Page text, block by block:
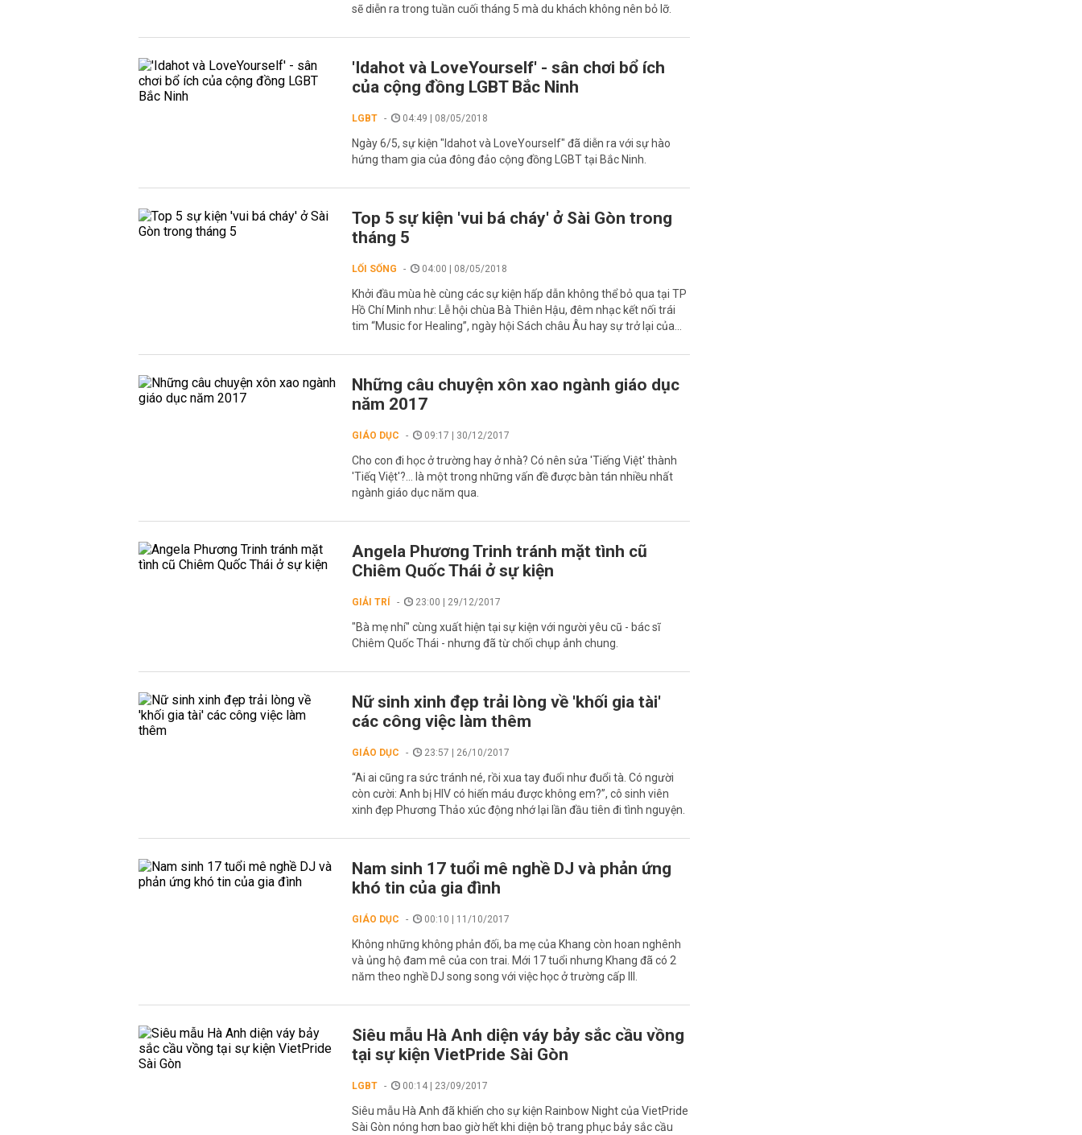
sẽ diễn ra trong tuần cuối tháng 5 mà du khách không nên bỏ lỡ.
'Idahot và LoveYourself' - sân chơi bổ ích
của cộng đồng LGBT Bắc Ninh
LGBT 04:49 | 08/05/2018
Ngày 6/5, sự kiện "Idahot và LoveYourself" đã diễn ra với sự hào
hứng tham gia của đông đảo cộng đồng LGBT tại Bắc Ninh.
Top 5 sự kiện 'vui bá cháy' ở Sài Gòn trong
tháng 5
LỐI SỐNG 04:00 | 08/05/2018
Khởi đầu mùa hè cùng các sự kiện hấp dẫn không thể bỏ qua tại TP
Hồ Chí Minh như: Lễ hội chùa Bà Thiên Hậu, đêm nhạc kết nối trái
tim “Music for Healing”, ngày hội Sách châu Âu hay sự trở lại của...
Những câu chuyện xôn xao ngành giáo dục
năm 2017
GIÁO DỤC 09:17 | 30/12/2017
Cho con đi học ở trường hay ở nhà? Có nên sửa 'Tiếng Việt' thành
'Tiếq Việt'?... là một trong những vấn đề được bàn tán nhiều nhất
ngành giáo dục năm qua.
Angela Phương Trinh tránh mặt tình cũ
Chiêm Quốc Thái ở sự kiện
GIẢI TRÍ 23:00 | 29/12/2017
"Bà mẹ nhí" cùng xuất hiện tại sự kiện với người yêu cũ - bác sĩ
Chiêm Quốc Thái - nhưng đã từ chối chụp ảnh chung.
Nữ sinh xinh đẹp trải lòng về 'khối gia tài'
các công việc làm thêm
GIÁO DỤC 23:57 | 26/10/2017
“Ai ai cũng ra sức tránh né, rồi xua tay đuổi như đuổi tà. Có người
còn cười: Anh bị HIV có hiến máu được không em?”, cô sinh viên
xinh đẹp Phương Thảo xúc động nhớ lại lần đầu tiên đi tình nguyện.
Nam sinh 17 tuổi mê nghề DJ và phản ứng
khó tin của gia đình
GIÁO DỤC 00:10 | 11/10/2017
Không những không phản đối, ba mẹ của Khang còn hoan nghênh
và ủng hộ đam mê của con trai. Mới 17 tuổi nhưng Khang đã có 2
năm theo nghề DJ song song với việc học ở trường cấp III.
Siêu mẫu Hà Anh diện váy bảy sắc cầu vồng
tại sự kiện VietPride Sài Gòn
LGBT 00:14 | 23/09/2017
Siêu mẫu Hà Anh đã khiến cho sự kiện Rainbow Night của VietPride
Sài Gòn nóng hơn bao giờ hết khi diện bộ trang phục bảy sắc cầu